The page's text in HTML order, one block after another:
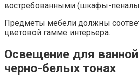
востребованными (шкафы-
Предметы мебели должны
цветовой гамме интерьера.
Освещение для
черно-белых тонах